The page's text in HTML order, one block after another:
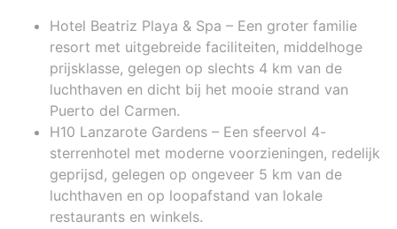
Hotel Beatriz Playa & Spa – Een groter familie
resort met uitgebreide faciliteiten, middelhoge
prijsklasse, gelegen op slechts 4 km van de
luchthaven en dicht bij het mooie strand van
Puerto del Carmen.
H10 Lanzarote Gardens – Een sfeervol 4-
sterrenhotel met moderne voorzieningen, redelijk
geprijsd, gelegen op ongeveer 5 km van de
luchthaven en op loopafstand van lokale
restaurants en winkels.